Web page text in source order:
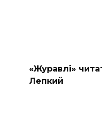
«Журавлі»
Лепкий